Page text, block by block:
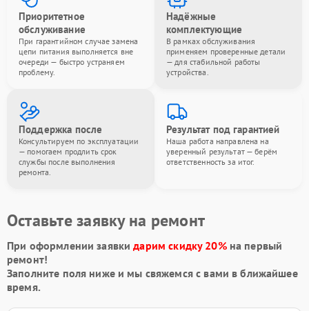
Приоритетное
обслуживание
При гарантийном случае замена
цепи питания выполняется вне
очереди — быстро устраняем
проблему.
Надёжные
комплектующие
В рамках обслуживания
применяем проверенные детали
— для стабильной работы
устройства.
Поддержка после
Консультируем по эксплуатации
— помогаем продлить срок
службы после выполнения
ремонта.
Результат под гарантией
Наша работа направлена на
уверенный результат — берём
ответственность за итог.
Оставьте заявку на ремонт
При оформлении заявкидарим скидку 20%на первый
ремонт!
Заполните поля ниже и мы свяжемся с вами в ближайшее
время.